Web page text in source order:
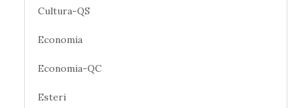
Cultura-QS
Economia
Economia-QC
Esteri